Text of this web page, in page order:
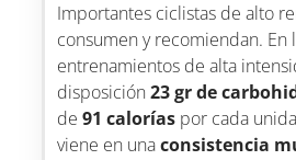
Importantes ciclistas de alto
consumen y recomiendan. En
entrenamientos de alta
disposición23 gr de
de91 calorías por cada
viene en unaconsistencia